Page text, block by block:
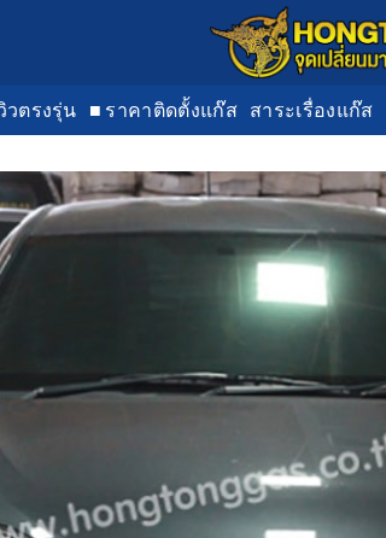
วตรงรุ่น ■ ราคาติดตั้งแก๊ส สาระเรื่องแก๊ส